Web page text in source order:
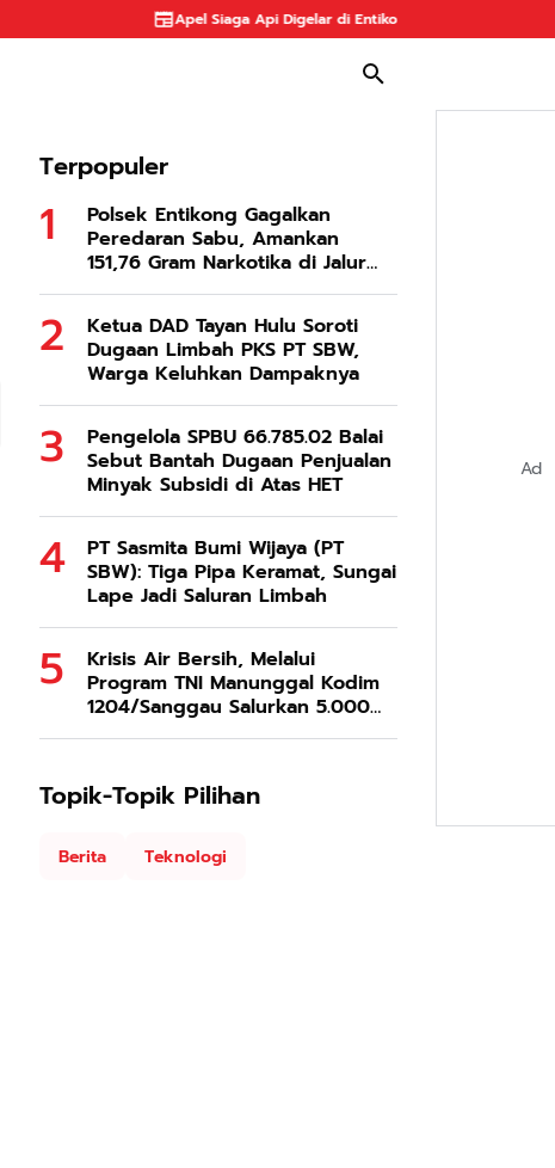
Apel Siaga Api Digelar di Entikong, Lintas Instansi Perkuat
Terpopuler
Polsek Entikong Gagalkan
Peredaran Sabu, Amankan
151,76 Gram Narkotika di Jalur
Lintas Malindo
Ketua DAD Tayan Hulu Soroti
Dugaan Limbah PKS PT SBW,
Warga Keluhkan Dampaknya
Pengelola SPBU 66.785.02 Balai
Sebut Bantah Dugaan Penjualan
Minyak Subsidi di Atas HET
PT Sasmita Bumi Wijaya (PT
SBW): Tiga Pipa Keramat, Sungai
Lape Jadi Saluran Limbah
Krisis Air Bersih, Melalui
Program TNI Manunggal Kodim
1204/Sanggau Salurkan 5.000
Liter Air Bersih ke Warga Desa
Topik-Topik Pilihan
Berita Teknologi
Ad